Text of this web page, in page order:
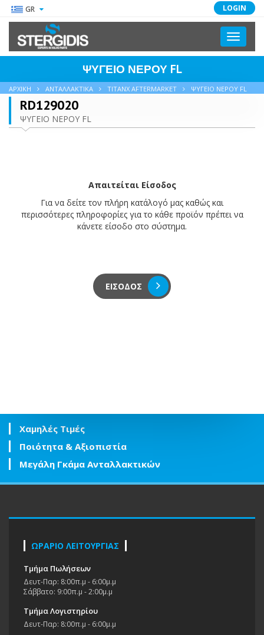
LOGIN
GR
Toggle
ΨΥΓΕΙΟ ΝΕΡΟΥ FL
ΑΡΧΙΚΗ ΑΝΤΑΛΛΑΚΤΙΚΑ TITANX AFTERMARKET ΨΥΓΕΙΟ ΝΕΡΟΥ FL
RD129020
ΨΥΓΕΙΟ ΝΕΡΟΥ FL
Απαιτείται Είσοδος
Για να δείτε τον πλήρη κατάλογό μας καθώς και
περισσότερες πληροφορίες για το κάθε προϊόν πρέπει να
κάνετε είσοδο στο σύστημα.
ΕΙΣΟΔΟΣ
Χαμηλές Τιμές
Ποιότητα & Αξιοπιστία
Μεγάλη Γκάμα Ανταλλακτικών
ΩΡΑΡΙΟ ΛΕΙΤΟΥΡΓΙΑΣ
Τμήμα Πωλήσεων
Δευτ-Παρ: 8:00π.μ - 6:00μ.μ
Σάββατο: 9:00π.μ - 2:00μ.μ
Τμήμα Λογιστηρίου
Δευτ-Παρ: 8:00π.μ - 6:00μ.μ